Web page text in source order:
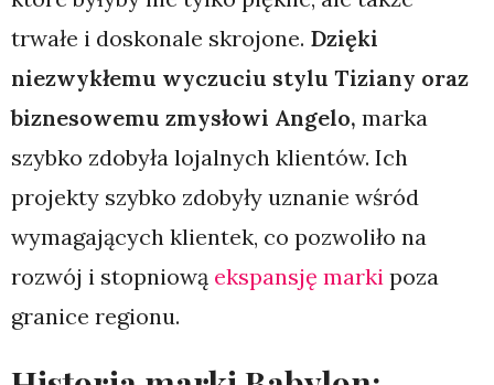
trwałe i doskonale skrojone. Dzięki
niezwykłemu wyczuciu stylu Tiziany oraz
biznesowemu zmysłowi Angelo, marka
szybko zdobyła lojalnych klientów. Ich
projekty szybko zdobyły uznanie wśród
wymagających klientek, co pozwoliło na
rozwój i stopniową ekspansję marki poza
granice regionu.